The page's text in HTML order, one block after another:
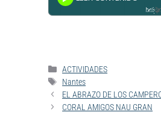
GSpeech
ACTIVIDADES
Nantes
EL ABRAZO DE LOS
CORAL AMIGOS NAU GRAN